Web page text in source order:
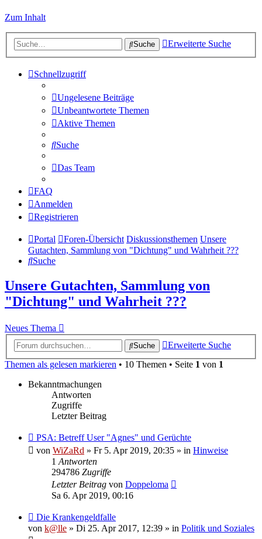
Zum Inhalt
Suche Erweiterte Suche
Schnellzugriff
Ungelesene Beiträge
Unbeantwortete Themen
Aktive Themen
Suche
Das Team
FAQ
Anmelden
Registrieren
Portal Foren-Übersicht Diskussionsthemen Unsere
Gutachten, Sammlung von "Dichtung" und Wahrheit ???
Suche
Unsere Gutachten, Sammlung von
"Dichtung" und Wahrheit ???
Neues Thema
Suche
Erweiterte Suche
Themen als gelesen markieren • 10 Themen • Seite 1 von 1
Bekanntmachungen
Antworten
Zugriffe
Letzter Beitrag
PSA: Betreff User "Agnes" und Gerüchte
von WiZaRd » Fr 5. Apr 2019, 20:35 » in Hinweise
1Antworten
294786 Zugriffe
Letzter Beitrag von Doppeloma
Sa 6. Apr 2019, 00:16
Die Krankengeldfalle
von k@lle » Di 25. Apr 2017, 12:39 » in Politik und Soziales